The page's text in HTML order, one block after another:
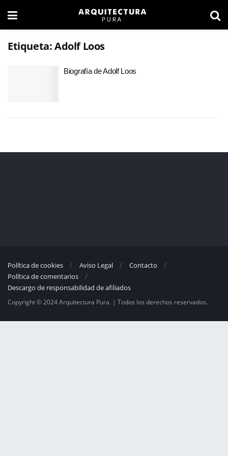
Etiqueta:Adolf Loos
Biografía de Adolf Loos
Política de cookies Aviso Legal
Contacto
Política de comentarios
Descargo de responsabilidad de afiliados
Copyright © 2024 Arquitectura Pura. | Todos los derechos reservados.